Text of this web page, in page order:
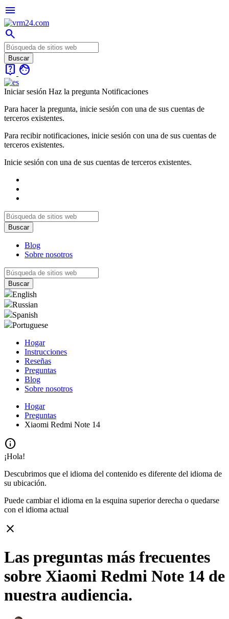
menu
search
live_help face
Iniciar sesión Haz la pregunta Notificaciones
Para hacer la pregunta, inicie sesión con una de sus cuentas de
terceros existentes.
Para recibir notificaciones, inicie sesión con una de sus cuentas de
terceros existentes.
Inicie sesión con una de sus cuentas de terceros existentes.
Blog
Sobre nosotros
English
Russian
Spanish
Portuguese
Hogar
Instrucciones
Reseñas
Preguntas
Blog
Sobre nosotros
Hogar
Preguntas
Xiaomi Redmi Note 14
info
¡Hola!
Descubrimos que el idioma del contenido es diferente del idioma de
su ubicación.
Puede cambiar el idioma en la esquina superior derecha o quedarse
con el idioma actual
close
Las preguntas más frecuentes
sobre Xiaomi Redmi Note 14 de
nuestra audiencia.